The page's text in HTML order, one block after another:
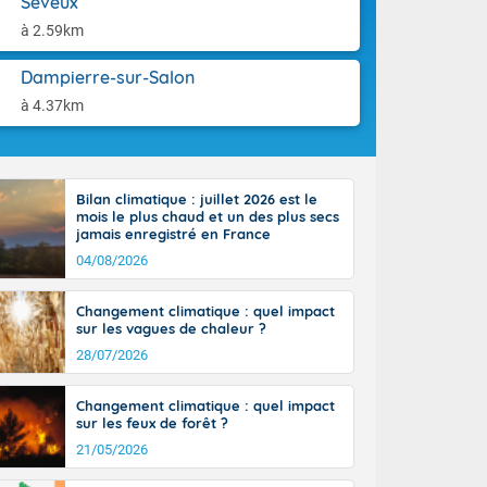
à 2.59km
Dampierre-sur-Salon
à 4.37km
jusque
la Corse
le
des
En
en
nuit
orages,
jour, le
au sud,
hausse, en
et même
Bilan climatique : juillet 2026 est le
mois le plus chaud et un des plus secs
jamais enregistré en France
04/08/2026
Changement climatique : quel impact
sur les vagues de chaleur ?
28/07/2026
Changement climatique : quel impact
sur les feux de forêt ?
21/05/2026